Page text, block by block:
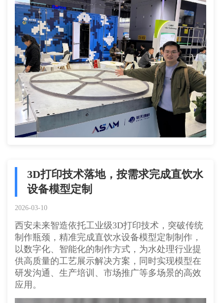
3D打印技术落地，按需求完成直饮水
设备模型定制
2026-03-10
西安未来智造依托工业级3D打印技术，突破传统
制作瓶颈，精准完成直饮水设备模型定制制作，
以数字化、智能化的制作方式，为水处理行业提
供高质量的工艺展示解决方案，同时实现模型在
研发沟通、生产培训、市场推广等多场景的高效
应用。